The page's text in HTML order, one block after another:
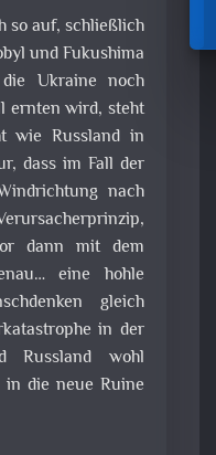
so auf, schließlich
und Fukushima
Ukraine noch
ernten wird, steht
wie Russland in
dass im Fall der
nach
dann mit dem
eine hohle
gleich
in der
Russland wohl
die neue Ruine